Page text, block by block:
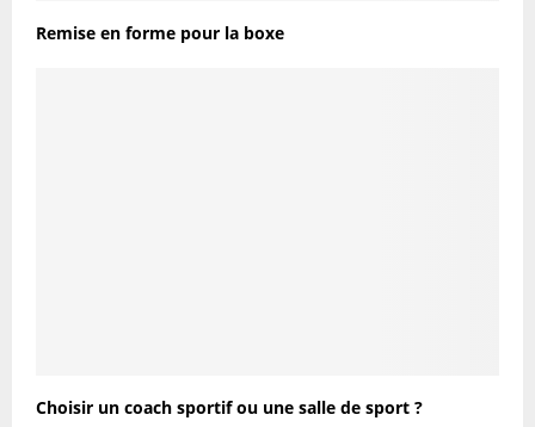
Remise en forme pour la boxe
Choisir un coach sportif ou une salle de sport ?